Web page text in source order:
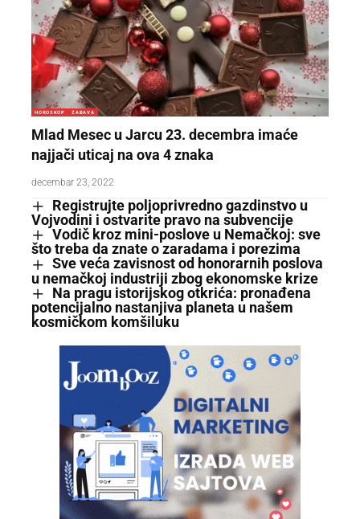
HOROSKOP ZABAVA
Mlad Mesec u Jarcu 23. decembra imaće
najjači uticaj na ova 4 znaka
decembar 23, 2022
Registrujte poljoprivredno gazdinstvo u
Vojvodini i ostvarite pravo na subvencije
Vodič kroz mini-poslove u Nemačkoj: sve
što treba da znate o zaradama i porezima
Sve veća zavisnost od honorarnih poslova
u nemačkoj industriji zbog ekonomske krize
Na pragu istorijskog otkrića: pronađena
potencijalno nastanjiva planeta u našem
kosmičkom komšiluku